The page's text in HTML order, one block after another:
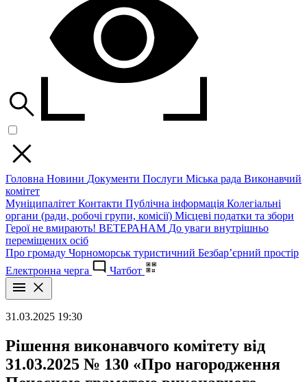
Головна Новини Документи Послуги Міська рада Виконавчий
комітет
Муніципалітет Контакти Публічна інформація Колегіальні
органи (ради, робочі групи, комісії) Місцеві податки та збори
Герої не вмирають! ВЕТЕРАНАМ До уваги внутрішньо
переміщених осіб
Про громаду Чорноморськ туристичний Безбар’єрний простір
Електронна черга
Чатбот
31.03.2025 19:30
Рішення виконавчого комітету від
31.03.2025 № 130 «Про нагородження